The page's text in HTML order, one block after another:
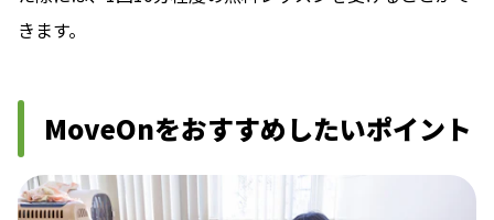
きます。
MoveOnをおすすめしたいポイント